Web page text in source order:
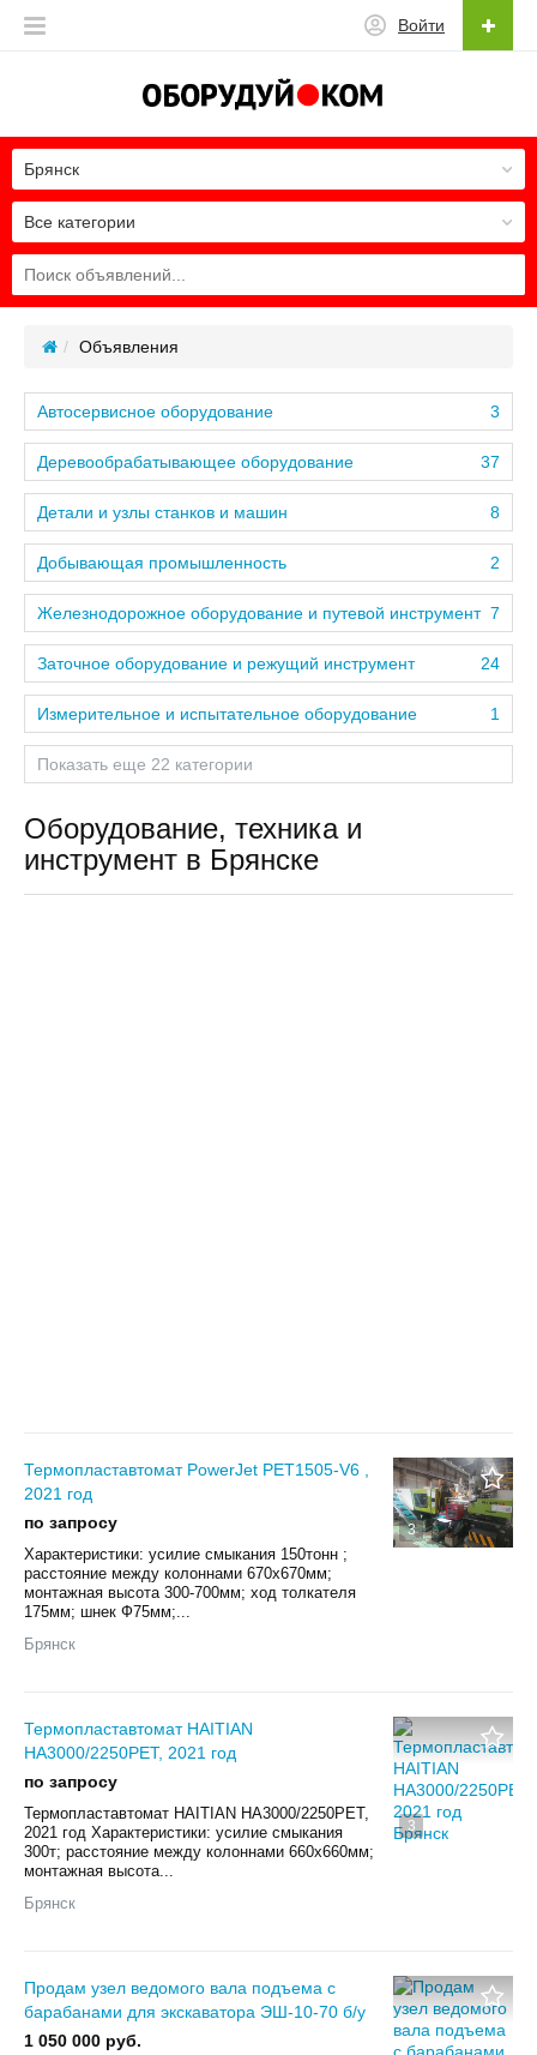
Войти
Все категории
Брянск
Объявления
3
Автосервисное оборудование
37
Деревообрабатывающее оборудование
8
Детали и узлы станков и машин
2
Добывающая промышленность
7
Железнодорожное оборудование и путевой инструмент
24
Заточное оборудование и режущий инструмент
1
Измерительное и испытательное оборудование
Показать еще 22 категории
Оборудование, техника и
инструмент в Брянске
3
Термопластавтомат PowerJet PET1505-V6 ,
2021 год
по запросу
Характеристики: усилие смыкания 150тонн ;
расстояние между колоннами 670х670мм;
монтажная высота 300-700мм; ход толкателя
175мм; шнек Ф75мм;...
Брянск
3
Термопластавтомат HAITIAN
HA3000/2250PET, 2021 год
по запросу
Термопластавтомат HAITIAN HA3000/2250PET,
2021 год Характеристики: усилие смыкания
300т; расстояние между колоннами 660х660мм;
монтажная высота...
Брянск
Продам узел ведомого вала подъема с
барабанами для экскаватора ЭШ-10-70 б/у
1 050 000 руб.